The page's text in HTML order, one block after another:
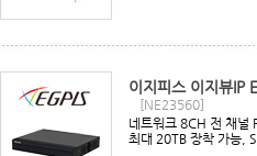
이지피스 이지뷰IP
[NE23560]
네트워크 8CH 전 채널
최대 20TB 장착 가능,